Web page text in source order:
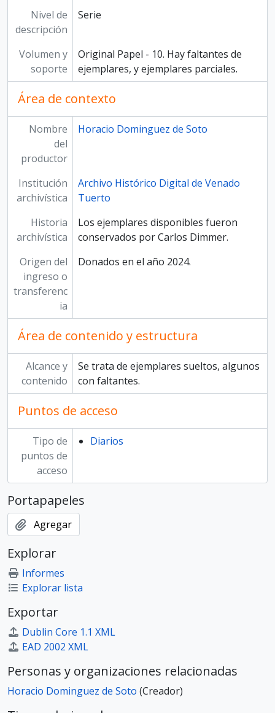
Nivel de
descripción
Serie
Volumen y
soporte
Original Papel - 10. Hay faltantes de
ejemplares, y ejemplares parciales.
Área de contexto
Nombre
del
productor
Horacio Dominguez de Soto
Institución
archivística
Archivo Histórico Digital de Venado
Tuerto
Historia
archivística
Los ejemplares disponibles fueron
conservados por Carlos Dimmer.
Origen del
ingreso o
transferenc
ia
Donados en el año 2024.
Área de contenido y estructura
Alcance y
contenido
Se trata de ejemplares sueltos, algunos
con faltantes.
Puntos de acceso
Tipo de
puntos de
acceso
Diarios
Portapapeles
Agregar
Explorar
Informes
Explorar lista
Exportar
Dublin Core 1.1 XML
EAD 2002 XML
Personas y organizaciones relacionadas
Horacio Dominguez de Soto (Creador)